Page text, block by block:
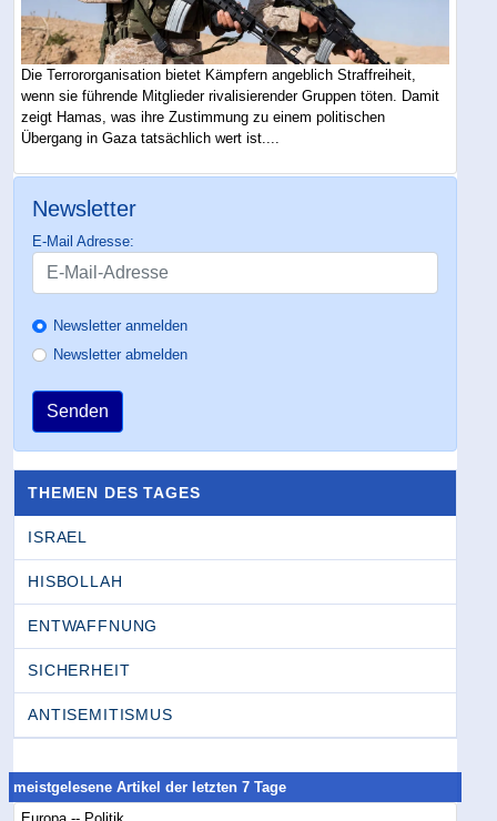
Die Terrororganisation bietet Kämpfern angeblich Straffreiheit,
wenn sie führende Mitglieder rivalisierender Gruppen töten. Damit
zeigt Hamas, was ihre Zustimmung zu einem politischen
Übergang in Gaza tatsächlich wert ist....
Newsletter
E-Mail Adresse:
Newsletter anmelden
Newsletter abmelden
Senden
THEMEN DES TAGES
ISRAEL
HISBOLLAH
ENTWAFFNUNG
SICHERHEIT
ANTISEMITISMUS
meistgelesene Artikel der letzten 7 Tage